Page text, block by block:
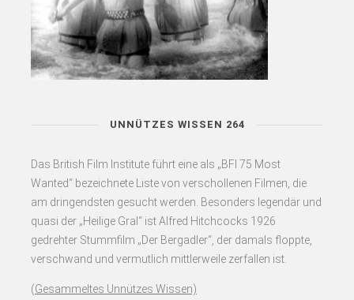
UNNÜTZES WISSEN 264
Das British Film Institute führt eine als „BFI 75 Most
Wanted“ bezeichnete Liste von verschollenen Filmen, die
am dringendsten gesucht werden. Besonders legendär und
quasi der „Heilige Gral“ ist Alfred Hitchcocks 1926
gedrehter Stummfilm „Der Bergadler“, der damals floppte,
verschwand und vermutlich mittlerweile zerfallen ist.
(Gesammeltes Unnützes Wissen)